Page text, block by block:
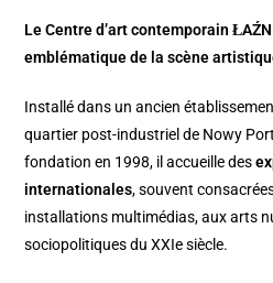
Le Centre d’art contemporain
emblématique de la scène
Installé dans un ancien
quartier post-industriel de Nowy
fondation en 1998, il accueille des
internationales, souvent
installations multimédias, aux arts
sociopolitiques du XXIe siècle.